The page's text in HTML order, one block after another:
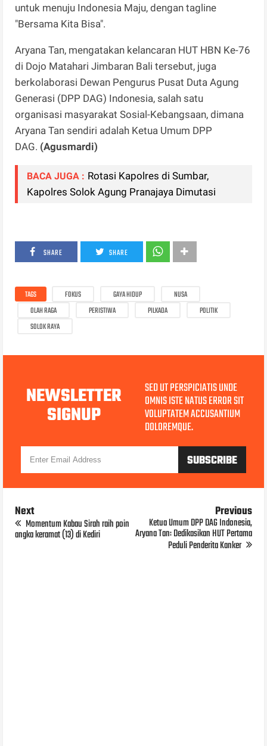
untuk menuju Indonesia Maju, dengan tagline
"Bersama Kita Bisa".
Aryana Tan, mengatakan kelancaran HUT HBN Ke-76
di Dojo Matahari Jimbaran Bali tersebut, juga
berkolaborasi Dewan Pengurus Pusat Duta Agung
Generasi (DPP DAG) Indonesia, salah satu
organisasi masyarakat Sosial-Kebangsaan, dimana
Aryana Tan sendiri adalah Ketua Umum DPP
DAG. (Agusmardi)
BACA JUGA : Rotasi Kapolres di Sumbar,
Kapolres Solok Agung Pranajaya Dimutasi
SHARE SHARE
TAGS FOKUS GAYA HIDUP
NUSA
OLAH RAGA
PERISTIWA PILKADA
POLITIK
SOLOK RAYA
NEWSLETTER
SIGNUP
SED UT PERSPICIATIS UNDE
OMNIS ISTE NATUS ERROR SIT
VOLUPTATEM ACCUSANTIUM
DOLOREMQUE.
Next
Momentum Kabau Sirah raih poin
angka keramat (13) di Kediri
Previous
Ketua Umum DPP DAG Indonesia,
Aryana Tan: Dedikasikan HUT Pertama
Peduli Penderita Kanker